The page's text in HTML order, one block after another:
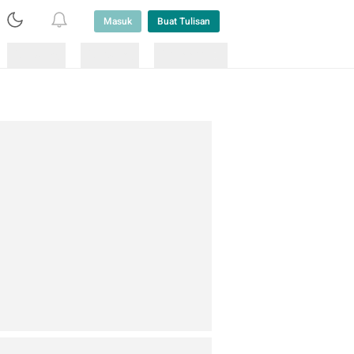
Masuk Buat Tulisan